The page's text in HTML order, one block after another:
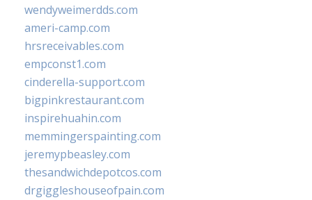
wendyweimerdds.com
ameri-camp.com
hrsreceivables.com
empconst1.com
cinderella-support.com
bigpinkrestaurant.com
inspirehuahin.com
memmingerspainting.com
jeremypbeasley.com
thesandwichdepotcos.com
drgiggleshouseofpain.com